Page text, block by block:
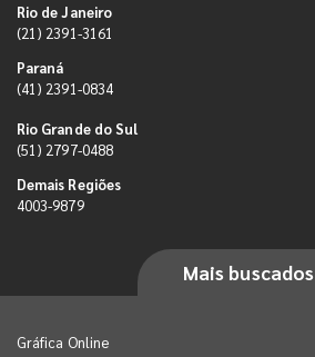
Rio de Janeiro
(21) 2391-3161
Paraná
(41) 2391-0834
Rio Grande do Sul
(51) 2797-0488
Demais Regiões
4003-9879
Mais buscados
Gráfica Online